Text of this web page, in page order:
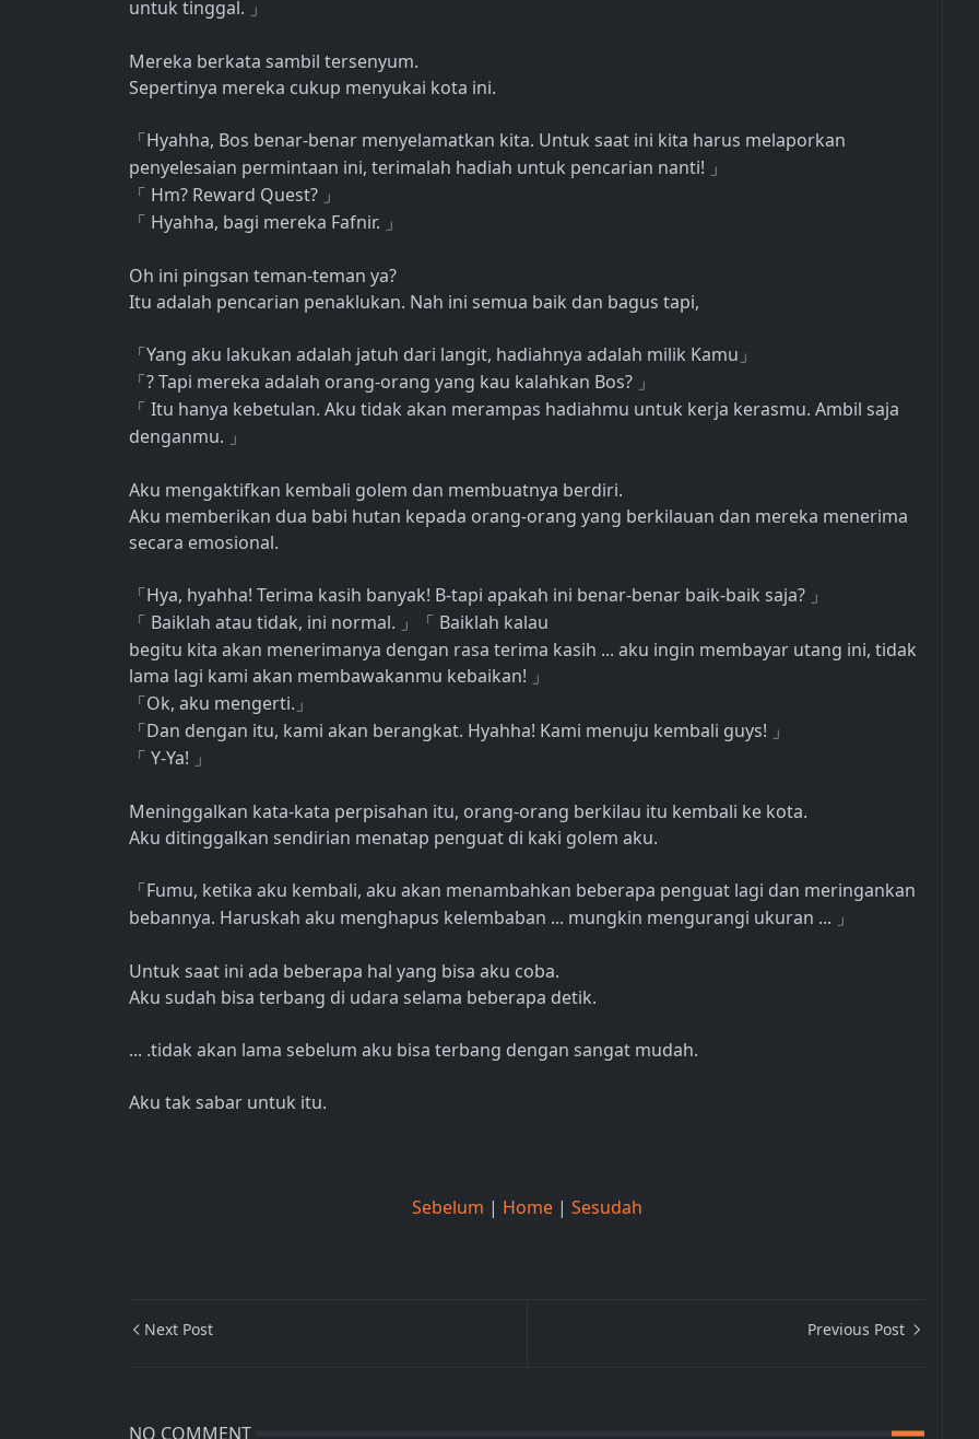
untuk tinggal.
」
Mereka berkata sambil tersenyum.
Sepertinya mereka cukup menyukai kota ini.
「 Hyahha, Bos benar-benar menyelamatkan kita. Untuk saat ini kita harus melaporkan
penyelesaian permintaan ini, terimalah hadiah untuk pencarian nanti!
」
「
Hm? Reward Quest? 」
「
Hyahha, bagi mereka Fafnir. 」
Oh ini pingsan teman-teman ya?
Itu adalah pencarian penaklukan. Nah ini semua baik dan bagus tapi,
「 Yang aku lakukan adalah jatuh dari langit, hadiahnya adalah milik Kamu 」
「 ? Tapi mereka adalah orang-orang yang kau kalahkan Bos? 」
「 Itu hanya kebetulan. Aku tidak akan merampas hadiahmu untuk kerja kerasmu. Ambil saja
denganmu.
」
Aku mengaktifkan kembali golem dan membuatnya berdiri.
Aku memberikan dua babi hutan kepada orang-orang yang berkilauan dan mereka menerima
secara emosional.
「 Hya, hyahha! Terima kasih banyak! B-tapi apakah ini benar-benar baik-baik saja? 」
「
Baiklah atau tidak, ini normal. 」「
Baiklah kalau
begitu kita akan menerimanya dengan rasa terima kasih ... aku ingin membayar utang ini, tidak
lama lagi kami akan membawakanmu kebaikan!
」
「 Ok, aku mengerti. 」
「 Dan dengan itu, kami akan berangkat. Hyahha! Kami menuju kembali guys!
」
「 Y-Ya! 」
Meninggalkan kata-kata perpisahan itu, orang-orang berkilau itu kembali ke kota.
Aku ditinggalkan sendirian menatap penguat di kaki golem aku.
「 Fumu, ketika aku kembali, aku akan menambahkan beberapa penguat lagi dan meringankan
bebannya. Haruskah aku menghapus kelembaban ... mungkin mengurangi ukuran ...
」
Untuk saat ini ada beberapa hal yang bisa aku coba.
Aku sudah bisa terbang di udara selama beberapa detik.
... .tidak akan lama sebelum aku bisa terbang dengan sangat mudah.
Aku tak sabar untuk itu.
Sebelum | Home | Sesudah
Next Post Previous Post
NO COMMENT